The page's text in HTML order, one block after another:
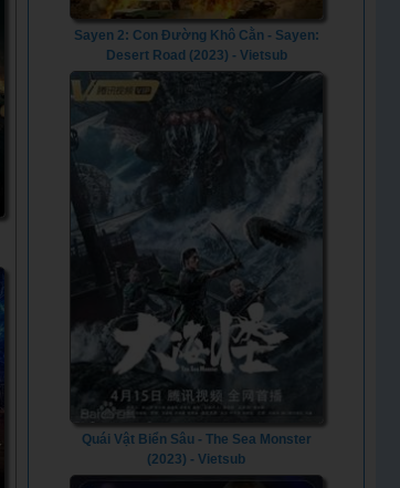
Sayen 2: Con Đường Khô Cằn - Sayen:
Desert Road (2023) - Vietsub
Quái Vật Biển Sâu - The Sea Monster
(2023) - Vietsub